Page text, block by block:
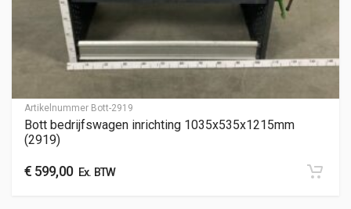
Artikelnummer Bott-2919
Bott bedrijfswagen inrichting 1035x535x1215mm
(2919)
€ 599,00Ex. BTW